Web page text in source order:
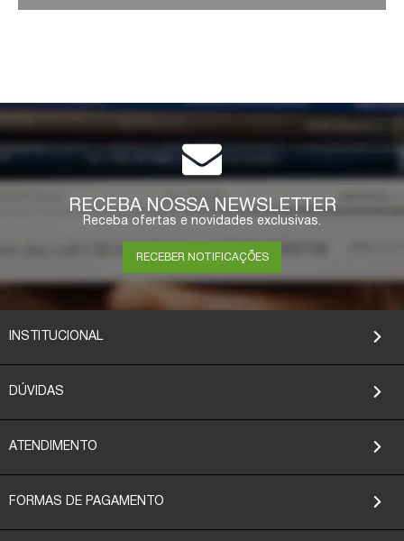
RECEBA NOSSA NEWSLETTER
Receba ofertas e novidades exclusivas.
RECEBER NOTIFICAÇÕES
INSTITUCIONAL
DÚVIDAS
ATENDIMENTO
FORMAS DE PAGAMENTO